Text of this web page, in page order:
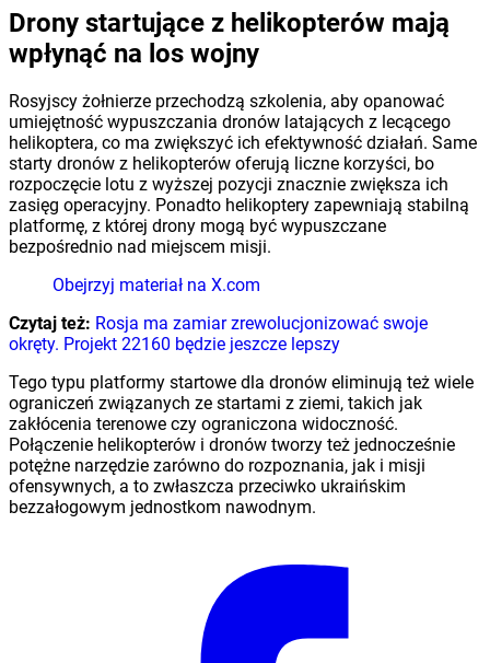
Drony startujące z helikopterów mają
wpłynąć na los wojny
Rosyjscy żołnierze przechodzą szkolenia, aby opanować
umiejętność wypuszczania dronów latających z lecącego
helikoptera, co ma zwiększyć ich efektywność działań. Same
starty dronów z helikopterów oferują liczne korzyści, bo
rozpoczęcie lotu z wyższej pozycji znacznie zwiększa ich
zasięg operacyjny. Ponadto helikoptery zapewniają stabilną
platformę, z której drony mogą być wypuszczane
bezpośrednio nad miejscem misji.
Obejrzyj materiał na X.com
Czytaj też: Rosja ma zamiar zrewolucjonizować swoje
okręty. Projekt 22160 będzie jeszcze lepszy
Tego typu platformy startowe dla dronów eliminują też wiele
ograniczeń związanych ze startami z ziemi, takich jak
zakłócenia terenowe czy ograniczona widoczność.
Połączenie helikopterów i dronów tworzy też jednocześnie
potężne narzędzie zarówno do rozpoznania, jak i misji
ofensywnych, a to zwłaszcza przeciwko ukraińskim
bezzałogowym jednostkom nawodnym.